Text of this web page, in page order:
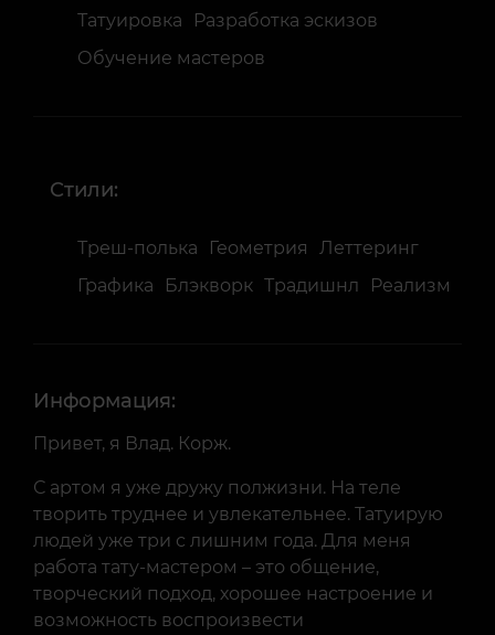
Татуировка
Разработка эскизов
Обучение мастеров
Стили:
Треш-полька Геометрия
Леттеринг
Графика
Блэкворк Традишнл Реализм
Информация:
Привет, я Влад. Корж.
С артом я уже дружу полжизни. На теле
творить труднее и увлекательнее. Татуирую
людей уже три с лишним года. Для меня
работа тату-мастером – это общение,
творческий подход, хорошее настроение и
возможность воспроизвести